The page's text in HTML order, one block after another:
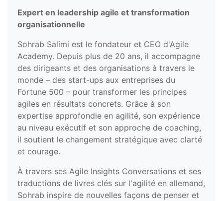
Expert en leadership agile et transformation
organisationnelle
Sohrab Salimi est le fondateur et CEO d'Agile
Academy. Depuis plus de 20 ans, il accompagne
des dirigeants et des organisations à travers le
monde – des start-ups aux entreprises du
Fortune 500 – pour transformer les principes
agiles en résultats concrets. Grâce à son
expertise approfondie en agilité, son expérience
au niveau exécutif et son approche de coaching,
il soutient le changement stratégique avec clarté
et courage.
À travers ses Agile Insights Conversations et ses
traductions de livres clés sur l'agilité en allemand,
Sohrab inspire de nouvelles façons de penser et